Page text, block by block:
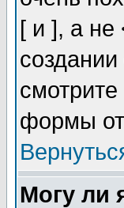
[ и ], а не
формы
Могу ли